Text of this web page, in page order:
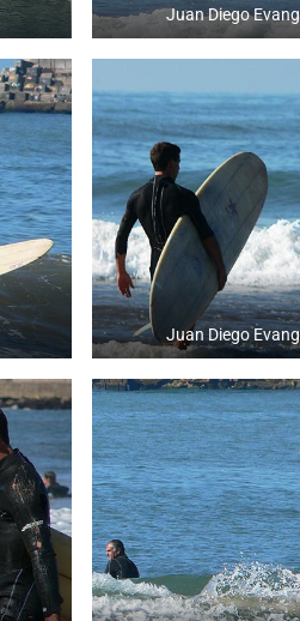
Juan Diego
Juan Diego